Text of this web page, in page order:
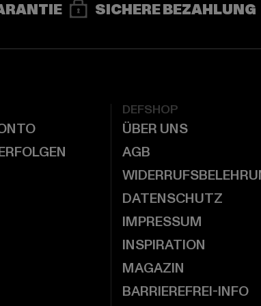
SICHERE BEZAHLUNG
DEFSHOP
ÜBER UNS
AGB
DATENSCHUTZ
IMPRESSUM
INSPIRATION
MAGAZIN
BARRIEREFREI-INFO